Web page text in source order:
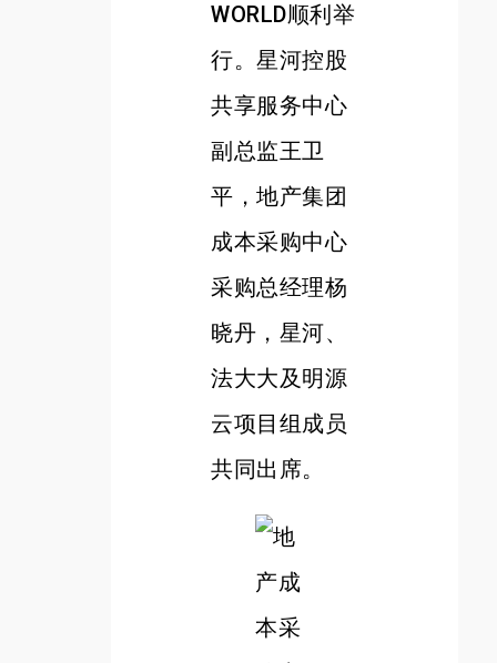
WORLD顺利举
行。星河控股
共享服务中心
副总监王卫
平，地产集团
成本采购中心
采购总经理杨
晓丹，星河、
法大大及明源
云项目组成员
共同出席。